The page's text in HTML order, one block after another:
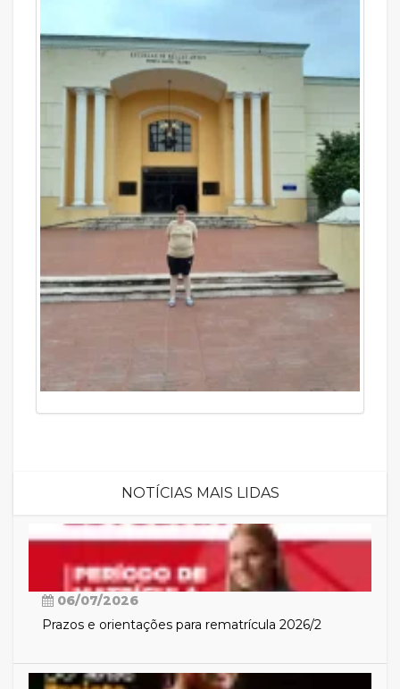
NOTÍCIAS MAIS LIDAS
06/07/2026
Prazos e orientações para rematrícula 2026/2